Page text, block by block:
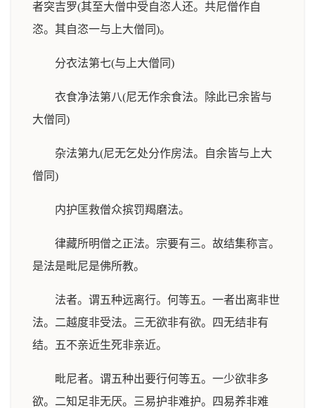
者突吉罗(其至大僧中受自恣人还。共尼僧作自
恣。其自恣一与上大僧同)。
分衣法第七(与上大僧同)
衣食净法第八(尼无作余食法。除此已余皆与
大僧同)
杂法第九(尼无乞处分作房法。自余皆与上大
僧同)
内护匡救僧众摈罚羯磨法。
律藏所明僧之正法。宗要有三。故结集称言。
是法是毗尼是佛所教。
法者。谓五种远离行。何等五。一者出离非世
法。二越度非受法。三无欲非有欲。四无结非有
结。五不亲近生死非亲近。
毗尼者。谓五种出要行何等五。一少欲非多
欲。二知足非无厌。三易护非难护。四易养非难